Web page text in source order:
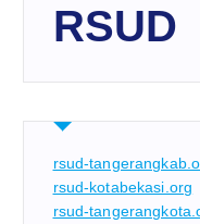
RSUD
rsud-
rsud-kotabekasi.org
rsud-